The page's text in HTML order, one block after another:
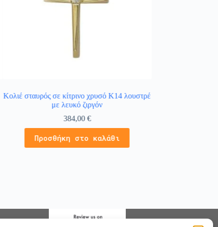
Κολιέ σταυρός σε κίτρινο χρυσό Κ14 λουστρέ
με λευκό ζιργόν
384,00€
Προσθήκη στο καλάθι